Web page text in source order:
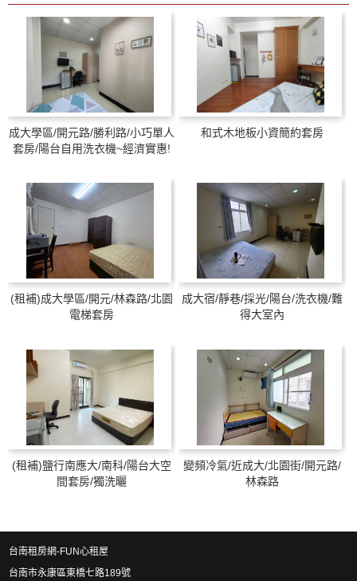
成大學區/開元路/勝利路/小巧單人
套房/陽台自用洗衣機~經濟實惠!
和式木地板小資簡約套房
(租補)成大學區/開元/林森路/北園
電梯套房
成大宿/靜巷/採光/陽台/洗衣機/難
得大室內
(租補)鹽行南應大/南科/陽台大空
間套房/獨洗曬
變頻冷氣/近成大/北園街/開元路/
林森路
台南租房網-FUN心租屋
台南市永康區東橋七路189號